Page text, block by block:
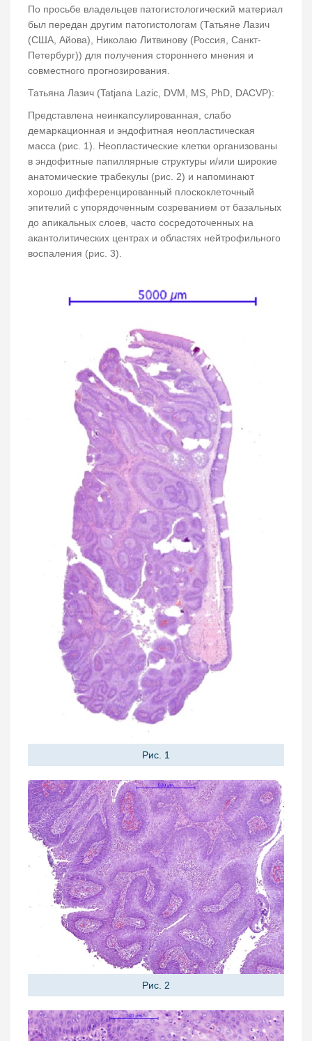
По просьбе владельцев патогистологический материал
был передан другим патогистологам (Татьяне Лазич
(США, Айова), Николаю Литвинову (Россия, Санкт-
Петербург)) для получения стороннего мнения и
совместного прогнозирования.
Татьяна Лазич (Tatjana Lazic, DVM, MS, PhD, DACVP):
Представлена неинкапсулированная, слабо
демаркационная и эндофитная неопластическая
масса (рис. 1). Неопластические клетки организованы
в эндофитные папиллярные структуры и/или широкие
анатомические трабекулы (рис. 2) и напоминают
хорошо дифференцированный плоскоклеточный
эпителий с упорядоченным созреванием от базальных
до апикальных слоев, часто сосредоточенных на
акантолитических центрах и областях нейтрофильного
воспаления (рис. 3).
Рис. 1
Рис. 2